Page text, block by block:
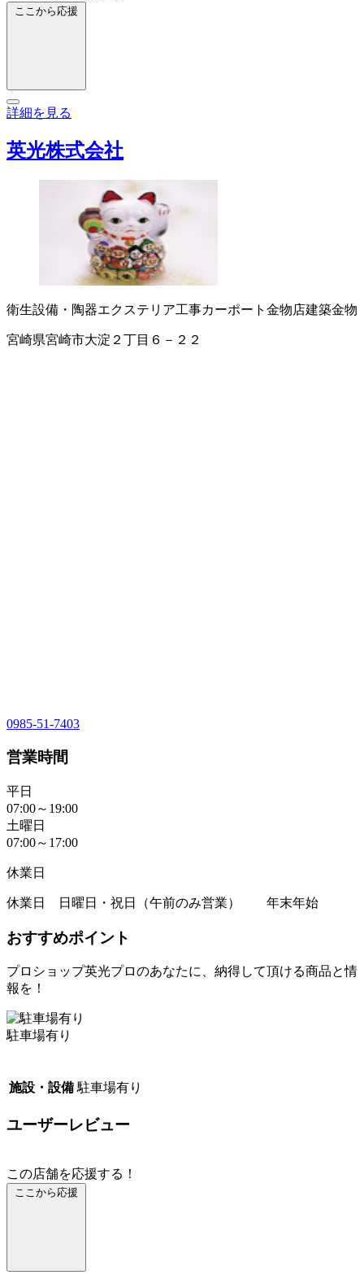
ここから応援
詳細を見る
英光株式会社
衛生設備・陶器エクステリア工事カーポート 金物店建築金物
宮崎県宮崎市大淀２丁目６－２２
0985-51-7403
営業時間
平日
07:00～19:00
土曜日
07:00～17:00
休業日
休業日 日曜日・祝日（午前のみ営業） 年末年始
おすすめポイント
プロショップ英光プロのあなたに、納得して頂ける商品と情
報を！
駐車場有り
施設・設備 駐車場有り
ユーザーレビュー
この店舗を応援する！
ここから応援